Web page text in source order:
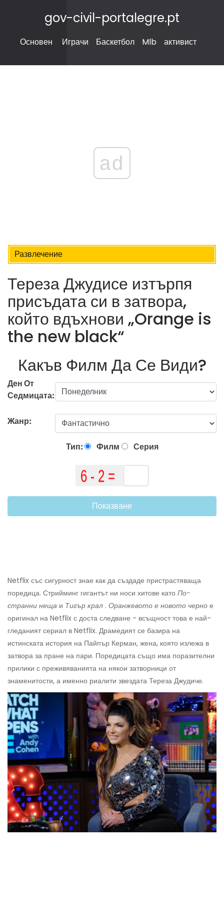
gov-civil-portalegre.pt
Основен Играчи Баскетбол Mlb активист
ad
Развлечение
Тереза ​​Джудисе изтърпя
присъдата си в затвора,
който вдъхнови „Orange is
the new black“
Какъв Филм Да Се Види?
Ден От
Седмицата:
Жанр:
Тип: Филм Серия
Показване
Netflix със сигурност знае как да създаде пристрастяваща
поредица. Стрийминг гигантът ни носи хитове като По-
странни неща и Тигър крал . Оранжевото е новото черно е
оригинал на Netflix с доста следване - всъщност това е най-
гледаният сериал в Netflix. Драмедият се базира на
истинската история на Пайпър Керман, жена, която излежа в
затвора за пране на пари. Поредицата също има поразителни
прилики с преживяванията на някои затворници от
знаменитости, а именно риалити звездата Тереза ​​Джудиче.